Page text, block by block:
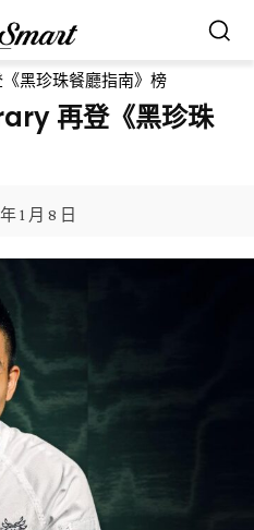
《黑珍珠餐廳指南》榜
再登《黑珍珠
1 月 8 日